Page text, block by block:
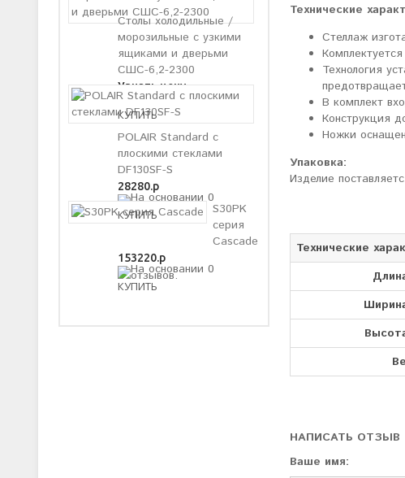
Столы холодильные /
морозильные с узкими
ящиками и дверьми
СШС-6,2-2300
Узнать цену
POLAIR Standard с
плоскими стеклами
DF130SF-S
28280.р
S30PK
серия
Cascade
153220.р
Технические
Стеллаж
Технология
В комплект
Конструкция
Ножки
Упаковка:
Изделие
Технические
НАПИСАТЬ ОТЗЫВ
Ваше имя: